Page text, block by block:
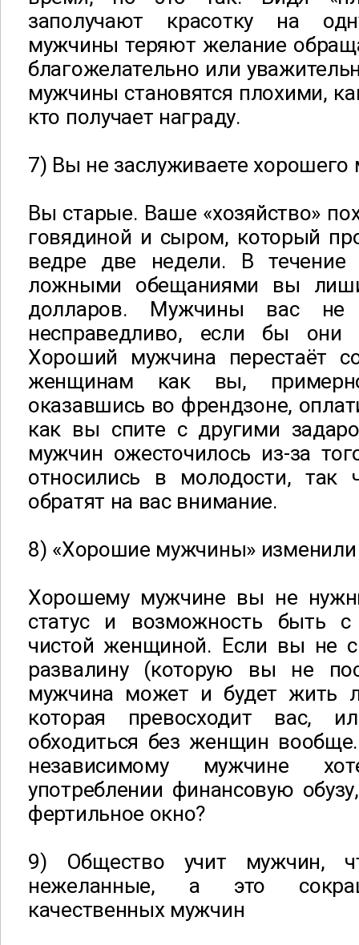
заполучают красотку на
мужчины теряют желание
благожелательно или
мужчины становятся плохими,
кто получает награду.
7) Вы не заслуживаете хорошего
Вы старые. Ваше «хозяйство»
говядиной и сыром, который
ведре две недели. В
ложными обещаниями вы
долларов. Мужчины вас
несправедливо, если бы
Хороший мужчина перестаёт
женщинам как вы,
оказавшись во френдзоне,
как вы спите с другими
мужчин ожесточилось из-за
относились в молодости, так
обратят на вас внимание.
8) «Хорошие мужчины»
Хорошему мужчине вы не
статус и возможность быть
чистой женщиной. Если вы не
развалину (которую вы не
мужчина может и будет жить
которая превосходит
обходиться без женщин
независимому мужчине
употреблении финансовую
фертильное окно?
9) Общество учит мужчин,
нежеланные, а это
качественных мужчин